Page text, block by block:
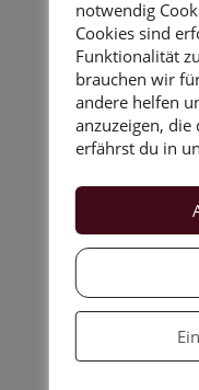
Art...
notwendig
Cookies sind
Funktionalität
brauchen wir
andere helfen
anzuzeigen,
erfährst du in